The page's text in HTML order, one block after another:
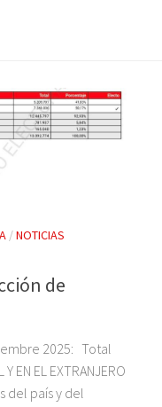
/NOTICIAS
de
2025: Total
EN EL EXTRANJERO
del país y del